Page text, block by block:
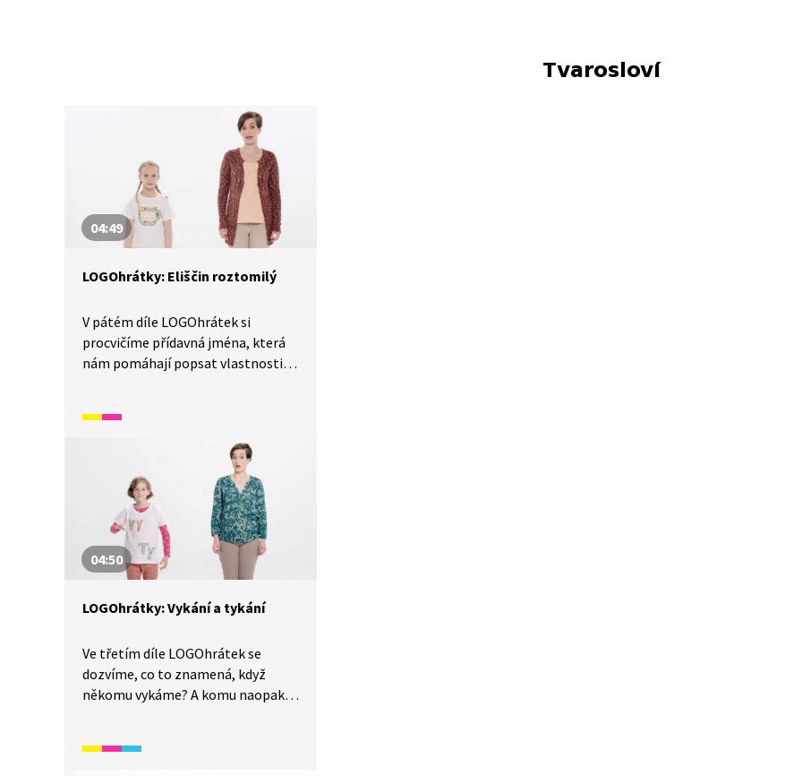
Tvarosloví
04:49
LOGOhrátky: Eliščin roztomilý
V pátém díle LOGOhrátek si
procvičíme přídavná jména, která
nám pomáhají popsat vlastnosti
budeme chodit po čáře. Budeme
hledat pro barvy korálků jiná
přídavná jména označující jejich
barvu. A na závěr budeme zkoušet
stupňovaní přídavných jmen.
04:50
LOGOhrátky: Vykání a tykání
Ve třetím díle LOGOhrátek se
dozvíme, co to znamená, když
někomu vykáme? A komu naopak
protáhneme tělo. Zopakujeme si